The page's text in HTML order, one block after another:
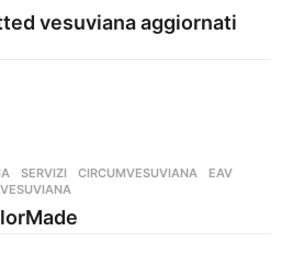
vesuviana aggiornati
,SERVIZI CIRCUMVESUVIANA ,EAV
,VESUVIANA